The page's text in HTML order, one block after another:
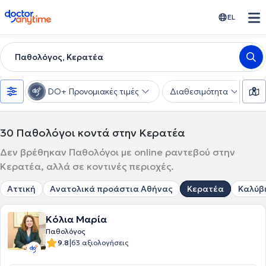
doctoranytime EL
Παθολόγος, Κερατέα
DO+ Προνομιακές τιμές Διαθεσιμότητα
30 Παθολόγοι κοντά στην Κερατέα
Δεν βρέθηκαν Παθολόγοι με online ραντεβού στην
Κερατέα, αλλά σε κοντινές περιοχές.
Αττική Ανατολικά προάστια Αθήνας Κερατέα
Κόλια Μαρία
Παθολόγος
9.8|63 αξιολογήσεις